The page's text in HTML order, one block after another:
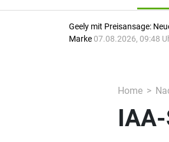
Geely mit Preisansage:
Marke 07.08.2026, 09:48
Home